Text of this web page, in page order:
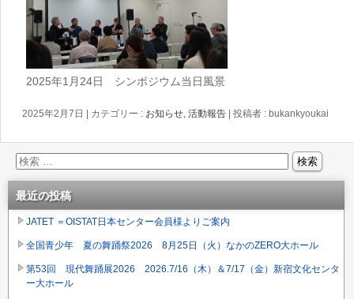
2025年1月24日 シンポジウム当日風景
2025年2月7日 カテゴリー : お知らせ ,活動報告 |投稿者 : bukankyoukai
最近の投稿
JATET ＝OISTAT日本センター会員様よりご案内
全国青少年 夏の舞踊祭2026 8月25日（火）なかのZERO大ホール
第53回 現代舞踊展2026 2026.7/16（木）＆7/17（金）新宿文化センタ
ー大ホール